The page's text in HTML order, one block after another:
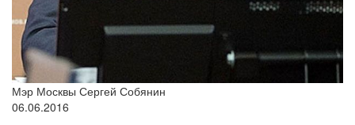
Мэр Москвы Сергей Собянин
06.06.2016